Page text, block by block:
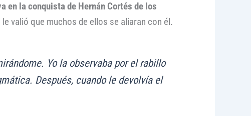
en la conquista de Hernán Cortés de los
valió que muchos de ellos se aliaran con él.
Yo la observaba por el rabillo
Después, cuando le devolvía el